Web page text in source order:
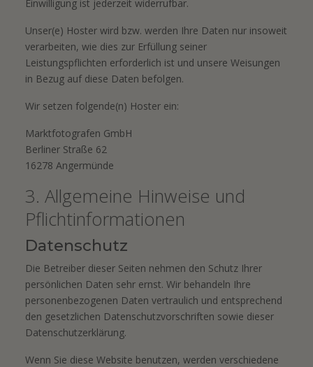
Einwilligung ist jederzeit widerrufbar.
Unser(e) Hoster wird bzw. werden Ihre Daten nur insoweit
verarbeiten, wie dies zur Erfüllung seiner
Leistungspflichten erforderlich ist und unsere Weisungen
in Bezug auf diese Daten befolgen.
Wir setzen folgende(n) Hoster ein:
Marktfotografen GmbH
Berliner Straße 62
16278 Angermünde
3. Allgemeine Hinweise und
Pflicht­informationen
Datenschutz
Die Betreiber dieser Seiten nehmen den Schutz Ihrer
persönlichen Daten sehr ernst. Wir behandeln Ihre
personenbezogenen Daten vertraulich und entsprechend
den gesetzlichen Datenschutzvorschriften sowie dieser
Datenschutzerklärung.
Wenn Sie diese Website benutzen, werden verschiedene